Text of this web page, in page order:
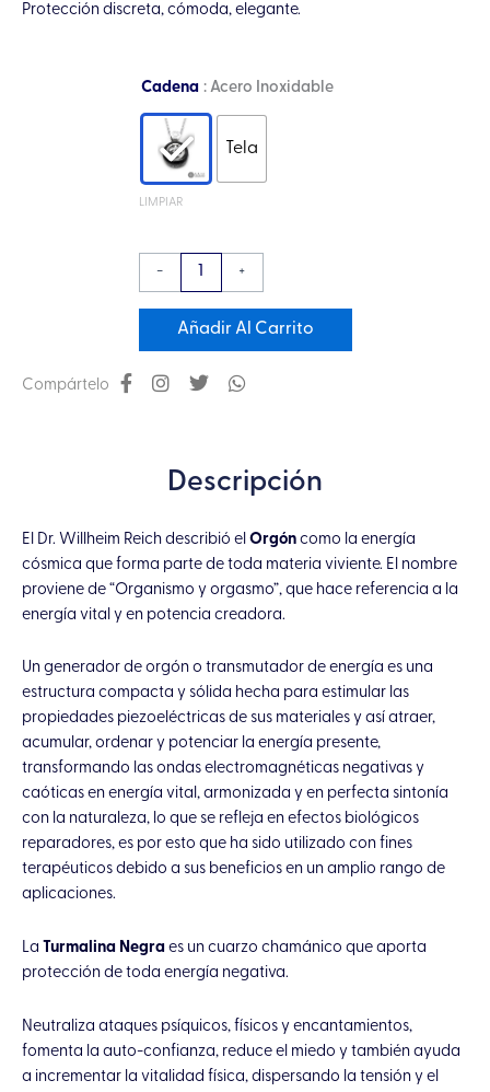
Protección discreta, cómoda, elegante.
Cadena : Acero Inoxidable
Tela
LIMPIAR
-
Collar
Micro
Orgón
Ohm
en
0.925
Turmalina
+
Añadir Al Carrito
Compártelo
Descripción
El Dr. Willheim Reich describió el Orgón como la energía
cósmica que forma parte de toda materia viviente. El nombre
proviene de “Organismo y orgasmo”, que hace referencia a la
energía vital y en potencia creadora.
Un generador de orgón o transmutador de energía es una
estructura compacta y sólida hecha para estimular las
propiedades piezoeléctricas de sus materiales y así atraer,
acumular, ordenar y potenciar la energía presente,
transformando las ondas electromagnéticas negativas y
caóticas en energía vital, armonizada y en perfecta sintonía
con la naturaleza, lo que se refleja en efectos biológicos
reparadores, es por esto que ha sido utilizado con fines
terapéuticos debido a sus beneficios en un amplio rango de
aplicaciones.
La Turmalina Negra es un cuarzo chamánico que aporta
protección de toda energía negativa.
Neutraliza ataques psíquicos, físicos y encantamientos,
fomenta la auto-confianza, reduce el miedo y también ayuda
a incrementar la vitalidad física, dispersando la tensión y el